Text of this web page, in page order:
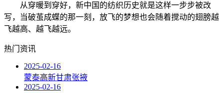
从穿暖到穿好，新中国的纺织历史就是这样一步步被改
写，当破茧成蝶的那一刻，放飞的梦想也会随着搅动的翅膀越
飞越高、越飞越远。
热门资讯
2025-02-16
蒙泰高新甘肃张掖
2025-02-16